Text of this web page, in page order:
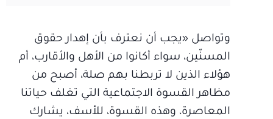
وتواصل «يجب أن نعترف بأن إهدار حقوق
المسنّين، سواء أكانوا من الأهل والأقارب، أم
هؤلاء الذين لا تربطنا بهم صلة، أصبح من
مظاهر القسوة الاجتماعية التي تغلف حياتنا
المعاصرة، وهذه القسوة، للأسف، يشارك